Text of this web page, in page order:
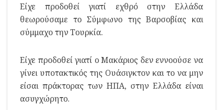
Είχε προδοθεί γιατί εχθρό στην Ελλάδα
θεωρούσαμε το Σύμφωνο της Βαρσοβίας και
σύμμαχο την Τουρκία.
Είχε προδοθεί γιατί ο Μακάριος δεν εννοούσε να
γίνει υποτακτικός της Ουάσιγκτον και το να μην
είσαι πράκτορας των ΗΠΑ, στην Ελλάδα είναι
ασυγχώρητο.